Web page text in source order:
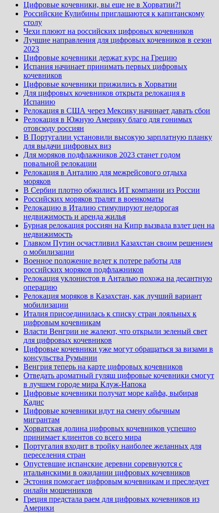
Цифровые кочевники, вы еще не в Хорватии?!
Российские Кулибины приглашаются к капитанскому
столу
Чехи плюют на российских цифровых кочевников
Лучшие направления для цифровых кочевников в сезон
2023
Цифровые кочевники держат курс на Грецию
Испания начинает принимать первых цифровых
кочевников
Цифровые кочевники прижились в Хорватии
Для цифровых кочевников открыта релокация в
Испанию
Релокация в США через Мексику начинает давать сбои
Релокация в Южную Америку благо для гонимых
отовсюду россиян
В Португалии установили высокую зарплатную планку
для выдачи цифровых виз
Для моряков подфлажников 2023 станет годом
повальной релокации
Релокация в Анталию для межрейсового отдыха
моряков
В Сербии плотно обжились ИТ компании из России
Российских моряков тралят в военкоматы
Релокацию в Италию стимулируют недорогая
недвижимость и аренда жилья
Бурная релокация россиян на Кипр вызвала взлет цен на
недвижимость
Главком Путин осчастливил Казахстан своим решением
о мобилизации
Военное положение ведет к потере работы для
российских моряков подфлажников
Релокация уклонистов в Анталью похожа на десантную
операцию
Релокация моряков в Казахстан, как лучший вариант
мобилизации
Италия присоединилась к списку стран лояльных к
цифровым кочевникам
Власти Венгрии не жалеют, что открыли зеленый свет
для цифровых кочевников
Цифровые кочевники уже могут обращаться за визами в
консульства Румынии
Венгрия теперь на карте цифровых кочевников
Отведать ароматный гуляш цифровые кочевники смогут
в лучшем городе мира Клуж-Напока
Цифровые кочевники получат море кайфа, выбирая
Кадис
Цифровые кочевники идут на смену обычным
мигрантам
Хорватская долина цифровых кочевников успешно
принимает клиентов со всего мира
Португалия входит в тройку наиболее желанных для
переселения стран
Опустевшие испанские деревни соревнуются с
итальянскими в ожидании цифровых кочевников
Эстония помогает цифровым кочевникам и преследует
онлайн мошенников
Греция предстала раем для цифровых кочевников из
Америки